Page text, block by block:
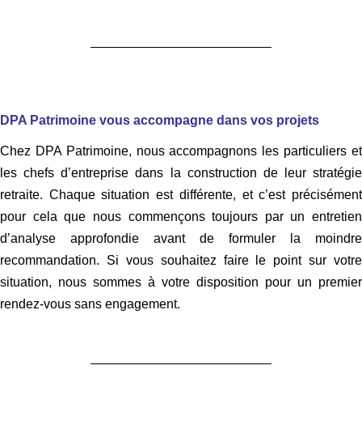
DPA Patrimoine vous accompagne dans vos projets
Chez DPA Patrimoine, nous accompagnons les particuliers et
les chefs d’entreprise dans la construction de leur stratégie
retraite. Chaque situation est différente, et c’est précisément
pour cela que nous commençons toujours par un entretien
d’analyse approfondie avant de formuler la moindre
recommandation. Si vous souhaitez faire le point sur votre
situation, nous sommes à votre disposition pour un premier
rendez-vous sans engagement.